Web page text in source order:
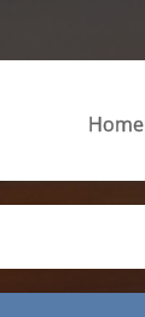
Home